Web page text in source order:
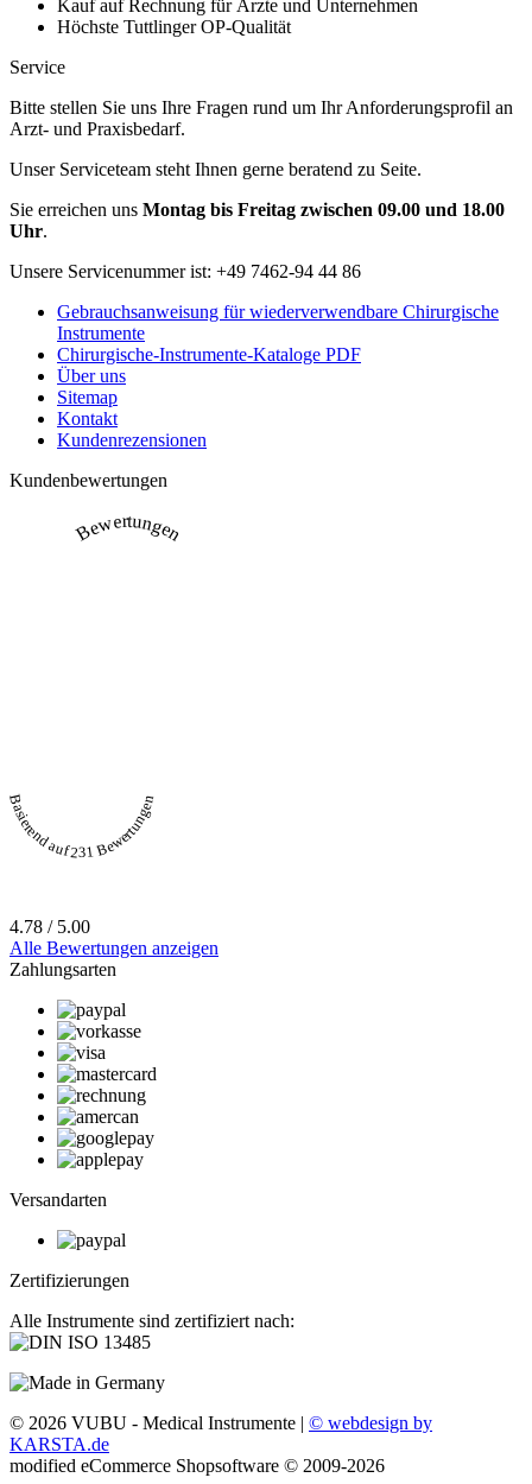
Kauf auf Rechnung für Ärzte und Unternehmen
Höchste Tuttlinger OP-Qualität
Service
Bitte stellen Sie uns Ihre Fragen rund um Ihr Anforderungsprofil an
Arzt- und Praxisbedarf.
Unser Serviceteam steht Ihnen gerne beratend zu Seite.
Sie erreichen uns Montag bis Freitag zwischen 09.00 und 18.00
Uhr.
Unsere Servicenummer ist: +49 7462-94 44 86
Gebrauchsanweisung für wiederverwendbare Chirurgische
Instrumente
Chirurgische-Instrumente-Kataloge PDF
Über uns
Sitemap
Kontakt
Kundenrezensionen
Kundenbewertungen
Bewertungen
Basierend auf 231 Bewertungen
4.78 / 5.00
Alle Bewertungen anzeigen
Zahlungsarten
Versandarten
Zertifizierungen
Alle Instrumente sind zertifiziert nach:
© 2026 VUBU - Medical Instrumente | © webdesign by
KARSTA.de
modified eCommerce Shopsoftware © 2009-2026